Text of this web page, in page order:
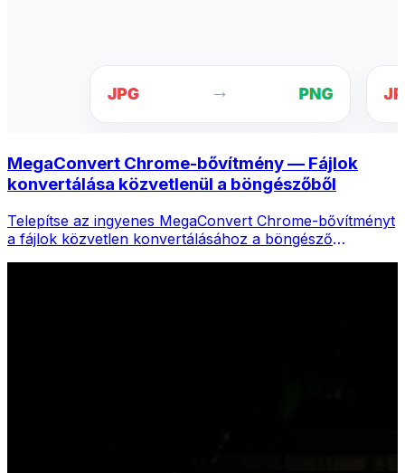
MegaConvert Chrome-bővítmény — Fájlok
konvertálása közvetlenül a böngészőből
Telepítse az ingyenes MegaConvert Chrome-bővítményt
a fájlok közvetlen konvertálásához a böngésző